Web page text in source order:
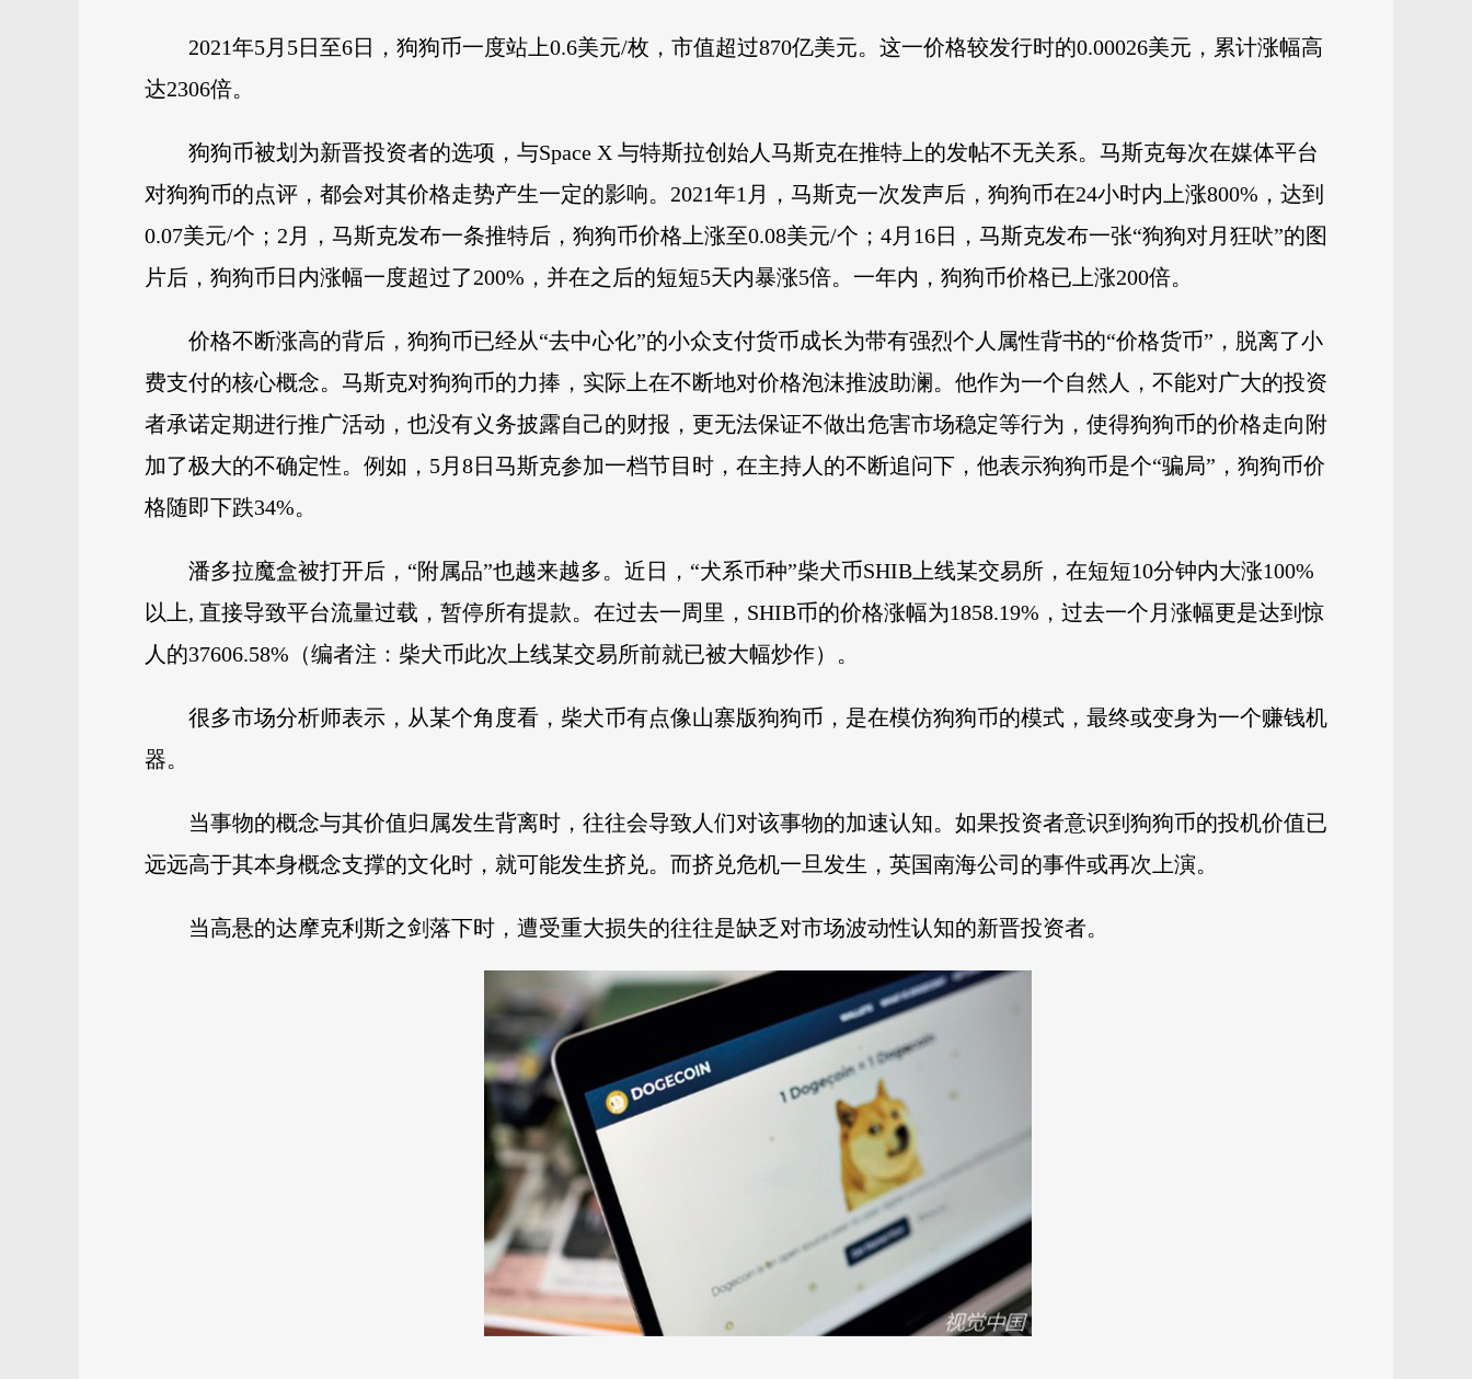
2021年5月5日至6日，狗狗币一度站上0.6美元/枚，市值超过870亿美元。这一价格较发行时的0.00026美元，累计涨幅高
达2306倍。
狗狗币被划为新晋投资者的选项，与Space X 与特斯拉创始人马斯克在推特上的发帖不无关系。马斯克每次在媒体平台
对狗狗币的点评，都会对其价格走势产生一定的影响。2021年1月，马斯克一次发声后，狗狗币在24小时内上涨800%，达到
0.07美元/个；2月，马斯克发布一条推特后，狗狗币价格上涨至0.08美元/个；4月16日，马斯克发布一张“狗狗对月狂吠”的图
片后，狗狗币日内涨幅一度超过了200%，并在之后的短短5天内暴涨5倍。一年内，狗狗币价格已上涨200倍。
价格不断涨高的背后，狗狗币已经从“去中心化”的小众支付货币成长为带有强烈个人属性背书的“价格货币”，脱离了小
费支付的核心概念。马斯克对狗狗币的力捧，实际上在不断地对价格泡沫推波助澜。他作为一个自然人，不能对广大的投资
者承诺定期进行推广活动，也没有义务披露自己的财报，更无法保证不做出危害市场稳定等行为，使得狗狗币的价格走向附
加了极大的不确定性。例如，5月8日马斯克参加一档节目时，在主持人的不断追问下，他表示狗狗币是个“骗局”，狗狗币价
格随即下跌34%。
潘多拉魔盒被打开后，“附属品”也越来越多。近日，“犬系币种”柴犬币SHIB上线某交易所，在短短10分钟内大涨100%
以上, 直接导致平台流量过载，暂停所有提款。在过去一周里，SHIB币的价格涨幅为1858.19%，过去一个月涨幅更是达到惊
人的37606.58%（编者注：柴犬币此次上线某交易所前就已被大幅炒作）。
很多市场分析师表示，从某个角度看，柴犬币有点像山寨版狗狗币，是在模仿狗狗币的模式，最终或变身为一个赚钱机
器。
当事物的概念与其价值归属发生背离时，往往会导致人们对该事物的加速认知。如果投资者意识到狗狗币的投机价值已
远远高于其本身概念支撑的文化时，就可能发生挤兑。而挤兑危机一旦发生，英国南海公司的事件或再次上演。
当高悬的达摩克利斯之剑落下时，遭受重大损失的往往是缺乏对市场波动性认知的新晋投资者。